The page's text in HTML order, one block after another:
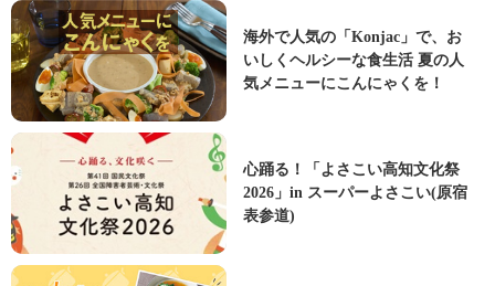
海外で人気の「Konjac」で、お
いしくヘルシーな食生活 夏の人
気メニューにこんにゃくを！
心踊る！「よさこい高知文化祭
2026」in スーパーよさこい(原宿
表参道)